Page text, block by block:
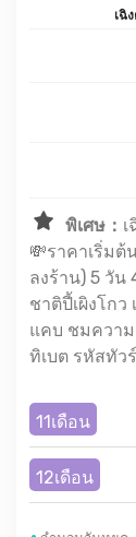
พิเศษ：
💸ราคาเริ่มต้นเพียง
ลงร้าน) 5 วัน
ชาติปี้เผิงโก
แคบ ชมควา
ทิเบต รหัสทัว
11เดือน
12เดือน